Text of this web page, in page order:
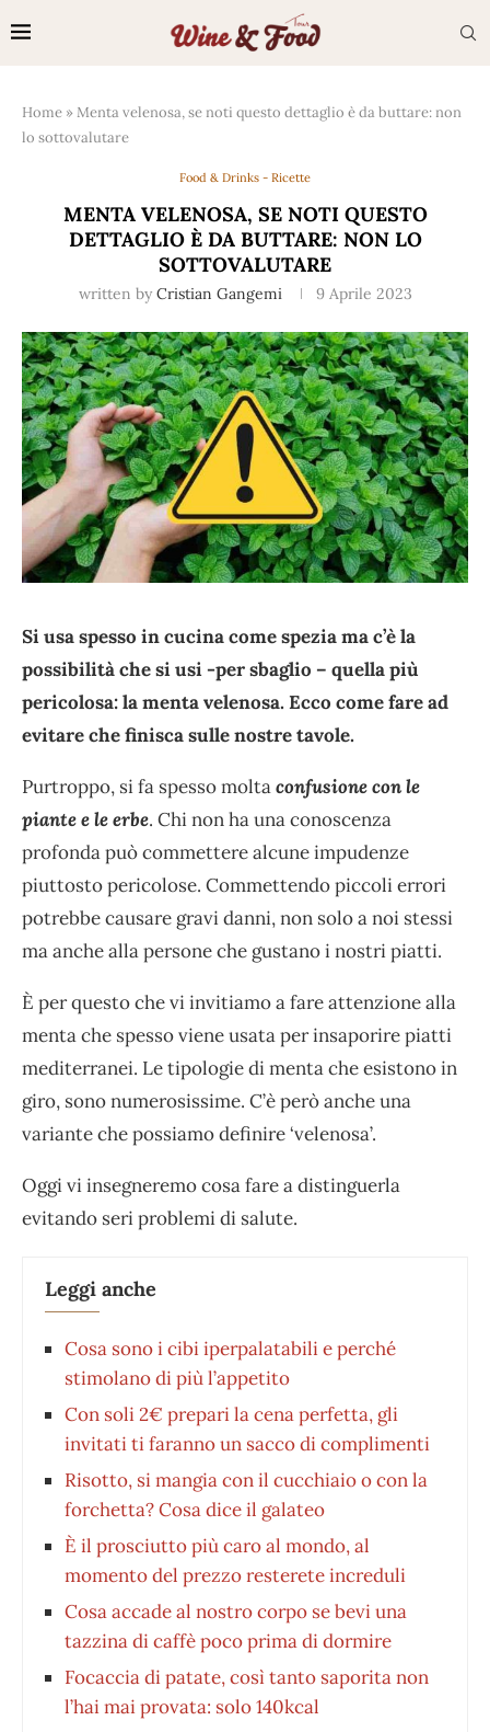
Home »Menta velenosa, se noti questo dettaglio è da buttare: non
lo sottovalutare
Food & Drinks - Ricette
MENTA VELENOSA, SE NOTI QUESTO
DETTAGLIO È DA BUTTARE: NON LO
SOTTOVALUTARE
written by Cristian Gangemi 9 Aprile 2023
Si usa spesso in cucina come spezia ma c’è la
possibilità che si usi -per sbaglio – quella più
pericolosa: la menta velenosa. Ecco come fare ad
evitare che finisca sulle nostre tavole.
Purtroppo, si fa spesso moltaconfusione con le
piante e le erbe. Chi non ha una conoscenza
profonda può commettere alcune impudenze
piuttosto pericolose. Commettendo piccoli errori
potrebbe causare gravi danni, non solo a noi stessi
ma anche alla persone che gustano i nostri piatti.
È per questo che vi invitiamo a fare attenzione alla
menta che spesso viene usata per insaporire piatti
mediterranei. Le tipologie di menta che esistono in
giro, sono numerosissime. C’è però anche una
variante che possiamo definire ‘velenosa’.
Oggi vi insegneremo cosa fare a distinguerla
evitando seri problemi di salute.
Leggi anche
Cosa sono i cibi iperpalatabili e perché
stimolano di più l’appetito
Con soli 2€ prepari la cena perfetta, gli
invitati ti faranno un sacco di complimenti
Risotto, si mangia con il cucchiaio o con la
forchetta? Cosa dice il galateo
È il prosciutto più caro al mondo, al
momento del prezzo resterete increduli
Cosa accade al nostro corpo se bevi una
tazzina di caffè poco prima di dormire
Focaccia di patate, così tanto saporita non
l’hai mai provata: solo 140kcal